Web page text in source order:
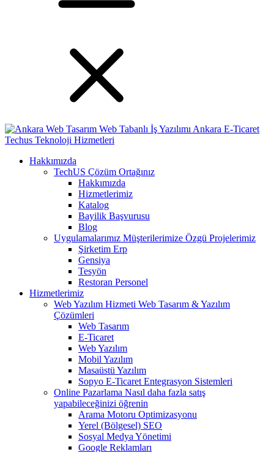
Hakkımızda
TechUS Çözüm Ortağınız
Hakkımızda
Hizmetlerimiz
Katalog
Bayilik Başvurusu
Blog
Uygulamalarımız Müşterilerimize Özgü Projelerimiz
Şirketim Erp
Gensiya
Tesyön
Restoran Personel
Hizmetlerimiz
Web Yazılım Hizmeti Web Tasarım & Yazılım
Çözümleri
Web Tasarım
E-Ticaret
Web Yazılım
Mobil Yazılım
Masaüstü Yazılım
Sopyo E-Ticaret Entegrasyon Sistemleri
Online Pazarlama Nasıl daha fazla satış
yapabileceğinizi öğrenin
Arama Motoru Optimizasyonu
Yerel (Bölgesel) SEO
Sosyal Medya Yönetimi
Google Reklamları